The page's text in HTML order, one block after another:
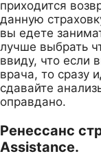
приходится
данную
вы едете
лучше выбрать
ввиду, что если
врача, то сразу
сдавайте
оправдано.
Ренессанс
Assistance.